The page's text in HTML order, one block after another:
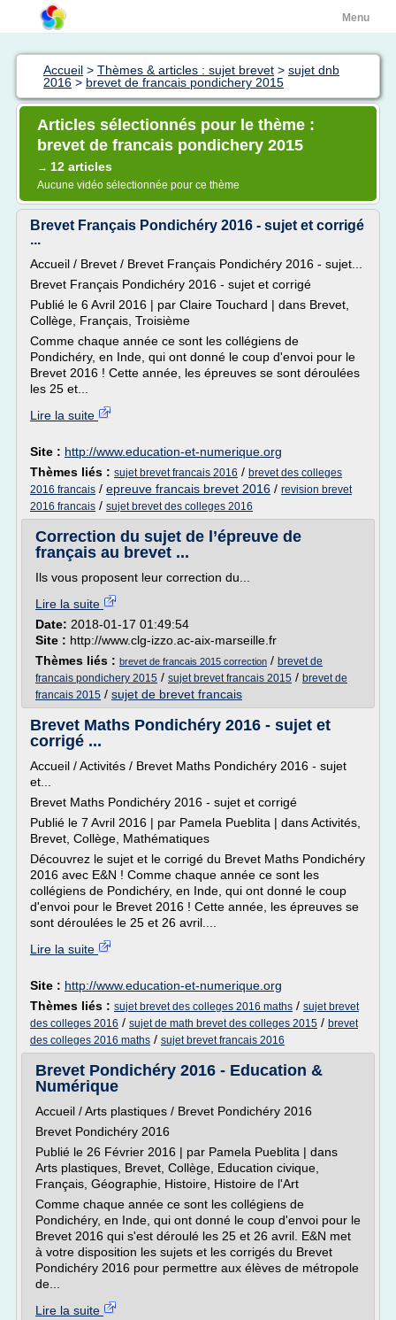
Menu
Accueil > Thèmes & articles : sujet brevet > sujet dnb
2016 > brevet de francais pondichery 2015
Articles sélectionnés pour le thème :
brevet de francais pondichery 2015
→ 12 articles
Aucune vidéo sélectionnée pour ce thème
Brevet Français Pondichéry 2016 - sujet et corrigé
...
Accueil / Brevet / Brevet Français Pondichéry 2016 - sujet...
Brevet Français Pondichéry 2016 - sujet et corrigé
Publié le 6 Avril 2016 | par Claire Touchard | dans Brevet,
Collège, Français, Troisième
Comme chaque année ce sont les collégiens de
Pondichéry, en Inde, qui ont donné le coup d'envoi pour le
Brevet 2016 ! Cette année, les épreuves se sont déroulées
les 25 et...
Lire la suite
Site : http://www.education-et-numerique.org
Thèmes liés : sujet brevet francais 2016 / brevet des colleges
2016 francais / epreuve francais brevet 2016 / revision brevet
2016 francais / sujet brevet des colleges 2016
Correction du sujet de l’épreuve de
français au brevet ...
Ils vous proposent leur correction du...
Lire la suite
Date: 2018-01-17 01:49:54
Site : http://www.clg-izzo.ac-aix-marseille.fr
Thèmes liés : brevet de francais 2015 correction / brevet de
francais pondichery 2015 / sujet brevet francais 2015 / brevet de
francais 2015 / sujet de brevet francais
Brevet Maths Pondichéry 2016 - sujet et
corrigé ...
Accueil / Activités / Brevet Maths Pondichéry 2016 - sujet
et...
Brevet Maths Pondichéry 2016 - sujet et corrigé
Publié le 7 Avril 2016 | par Pamela Pueblita | dans Activités,
Brevet, Collège, Mathématiques
Découvrez le sujet et le corrigé du Brevet Maths Pondichéry
2016 avec E&N ! Comme chaque année ce sont les
collégiens de Pondichéry, en Inde, qui ont donné le coup
d'envoi pour le Brevet 2016 ! Cette année, les épreuves se
sont déroulées le 25 et 26 avril....
Lire la suite
Site : http://www.education-et-numerique.org
Thèmes liés : sujet brevet des colleges 2016 maths / sujet brevet
des colleges 2016 / sujet de math brevet des colleges 2015 / brevet
des colleges 2016 maths / sujet brevet francais 2016
Brevet Pondichéry 2016 - Education &
Numérique
Accueil / Arts plastiques / Brevet Pondichéry 2016
Brevet Pondichéry 2016
Publié le 26 Février 2016 | par Pamela Pueblita | dans
Arts plastiques, Brevet, Collège, Education civique,
Français, Géographie, Histoire, Histoire de l'Art
Comme chaque année ce sont les collégiens de
Pondichéry, en Inde, qui ont donné le coup d'envoi pour le
Brevet 2016 qui s'est déroulé les 25 et 26 avril. E&N met
à votre disposition les sujets et les corrigés du Brevet
Pondichéry 2016 pour permettre aux élèves de métropole
de...
Lire la suite